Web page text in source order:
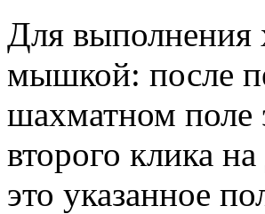
Для выполнения
мышкой: после
шахматном поле
второго клика
это указанное